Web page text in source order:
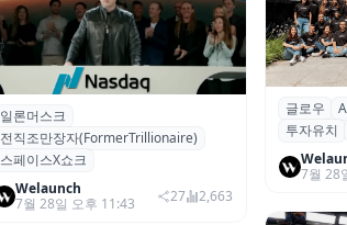
‘세계 첫 조만장자’ 일론 머스크, 한
달 만에 자산 1,000조 원 ‘증발
일론머스크
전직조만장자(FormerTrillionaire)
스페이스X쇼크
Welaunch
7월 28일 오후 11:43
27 2,663
AI 엔드
우
치
글로우
투자유치
7월 28